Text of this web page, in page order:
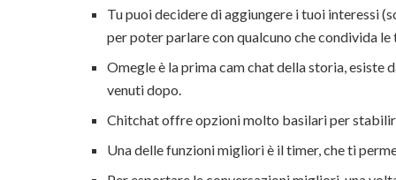
Tu puoi decidere di aggiungere i tuoi interessi
per poter parlare con qualcuno che condivida le
Omegle è la prima cam chat della storia, esiste
venuti dopo.
Chitchat offre opzioni molto basilari per
Una delle funzioni migliori è il timer, che ti